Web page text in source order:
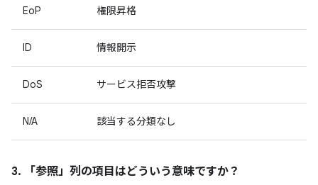
EoP 権限昇格
ID 情報開示
DoS サービス拒否攻撃
N/A 該当する分類なし
3. 「参照」 列の項目はどういう意味ですか？